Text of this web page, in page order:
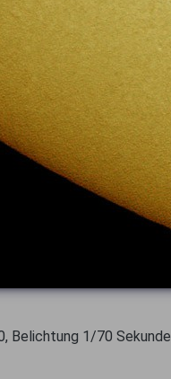
Belichtung 1/70 Sekunde